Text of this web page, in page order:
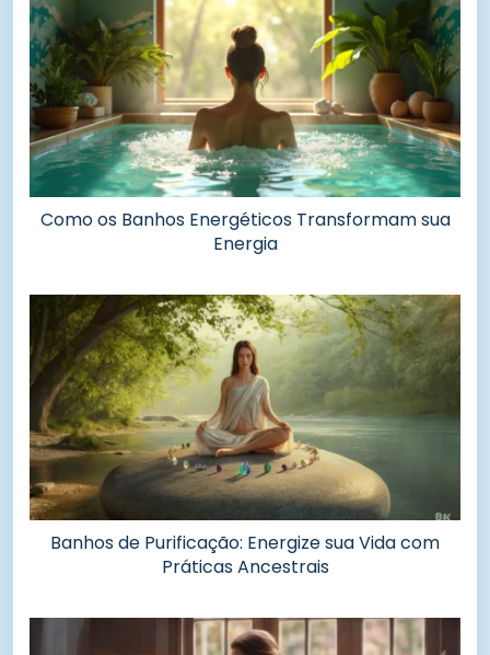
Como os Banhos Energéticos Transformam sua
Energia
Banhos de Purificação: Energize sua Vida com
Práticas Ancestrais